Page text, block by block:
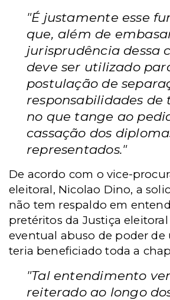
"É justamente esse
que, além de
jurisprudência dessa
deve ser utilizado
postulação de
responsabilidades de
no que tange ao
cassação dos
representados."
De acordo com o vice-
eleitoral, Nicolao Dino, a
não tem respaldo em
pretéritos da Justiça
eventual abuso de poder de
teria beneficiado toda a
"Tal entendimento
reiterado ao longo